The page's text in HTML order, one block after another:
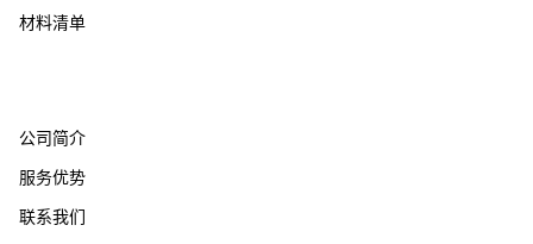
材料清单
公司简介
服务优势
联系我们